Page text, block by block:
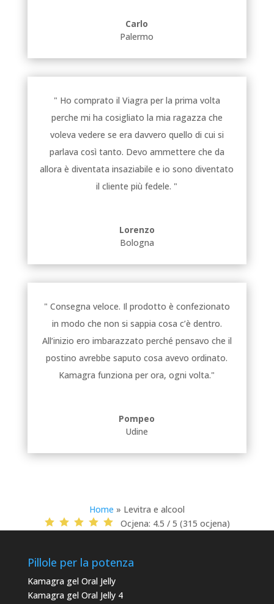
Carlo
Palermo
" Ho comprato il Viagra per la prima volta
perche mi ha cosigliato la mia ragazza che
voleva vedere se era davvero quello di cui si
parlava così tanto. Devo ammettere che da
allora è diventata insaziabile e io sono diventato
il cliente più fedele. "
Lorenzo
Bologna
" Consegna veloce. Il prodotto è confezionato
in modo che non si sappia cosa c’è dentro.
All’inizio ero imbarazzato perché pensavo che il
postino avrebbe saputo cosa avevo ordinato.
Kamagra funziona per ora, ogni volta."
Pompeo
Udine
Home » Levitra e alcool
Ocjena: 4.5 / 5 (315 ocjena)
Pillole per la potenza
Kamagra gel Oral Jelly
Kamagra gel Oral Jelly 4